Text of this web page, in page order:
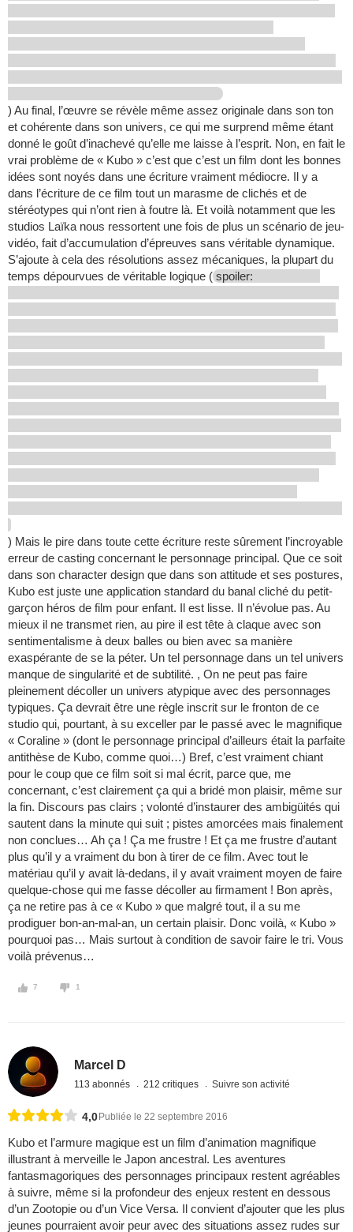
) Au final, l’œuvre se révèle même assez originale dans son ton
et cohérente dans son univers, ce qui me surprend même étant
donné le goût d’inachevé qu’elle me laisse à l’esprit. Non, en fait le
vrai problème de « Kubo » c’est que c’est un film dont les bonnes
idées sont noyés dans une écriture vraiment médiocre. Il y a
dans l’écriture de ce film tout un marasme de clichés et de
stéréotypes qui n’ont rien à foutre là. Et voilà notamment que les
studios Laïka nous ressortent une fois de plus un scénario de jeu-
vidéo, fait d’accumulation d’épreuves sans véritable dynamique.
S’ajoute à cela des résolutions assez mécaniques, la plupart du
temps dépourvues de véritable logique ( spoiler:
) Mais le pire dans toute cette écriture reste sûrement l’incroyable
erreur de casting concernant le personnage principal. Que ce soit
dans son character design que dans son attitude et ses postures,
Kubo est juste une application standard du banal cliché du petit-
garçon héros de film pour enfant. Il est lisse. Il n’évolue pas. Au
mieux il ne transmet rien, au pire il est tête à claque avec son
sentimentalisme à deux balles ou bien avec sa manière
exaspérante de se la péter. Un tel personnage dans un tel univers
manque de singularité et de subtilité. , On ne peut pas faire
pleinement décoller un univers atypique avec des personnages
typiques. Ça devrait être une règle inscrit sur le fronton de ce
studio qui, pourtant, à su exceller par le passé avec le magnifique
« Coraline » (dont le personnage principal d’ailleurs était la parfaite
antithèse de Kubo, comme quoi…) Bref, c’est vraiment chiant
pour le coup que ce film soit si mal écrit, parce que, me
concernant, c’est clairement ça qui a bridé mon plaisir, même sur
la fin. Discours pas clairs ; volonté d’instaurer des ambigüités qui
sautent dans la minute qui suit ; pistes amorcées mais finalement
non conclues… Ah ça ! Ça me frustre ! Et ça me frustre d’autant
plus qu’il y a vraiment du bon à tirer de ce film. Avec tout le
matériau qu’il y avait là-dedans, il y avait vraiment moyen de faire
quelque-chose qui me fasse décoller au firmament ! Bon après,
ça ne retire pas à ce « Kubo » que malgré tout, il a su me
prodiguer bon-an-mal-an, un certain plaisir. Donc voilà, « Kubo »
pourquoi pas… Mais surtout à condition de savoir faire le tri. Vous
voilà prévenus…
7 1
Marcel D
113 abonnés 212 critiques Suivre son activité
4,0 Publiée le 22 septembre 2016
Kubo et l’armure magique est un film d’animation magnifique
illustrant à merveille le Japon ancestral. Les aventures
fantasmagoriques des personnages principaux restent agréables
à suivre, même si la profondeur des enjeux restent en dessous
d’un Zootopie ou d’un Vice Versa. Il convient d’ajouter que les plus
jeunes pourraient avoir peur avec des situations assez rudes sur